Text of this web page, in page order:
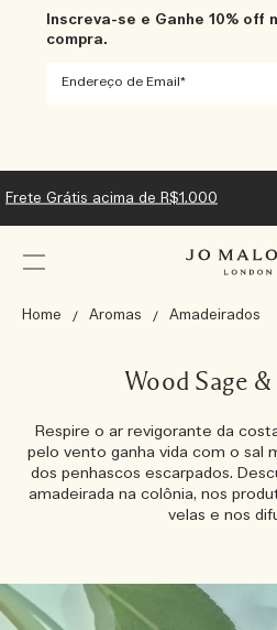
Inscreva-se e Ganhe 10% off
compra.
Frete Grátis acima de R$1.000
Home
Aromas Amadeirados
Wood Sage
Respire o ar revigorante da
pelo vento ganha vida com o sal
dos penhascos escarpados.
amadeirada na colônia, nos
velas e nos